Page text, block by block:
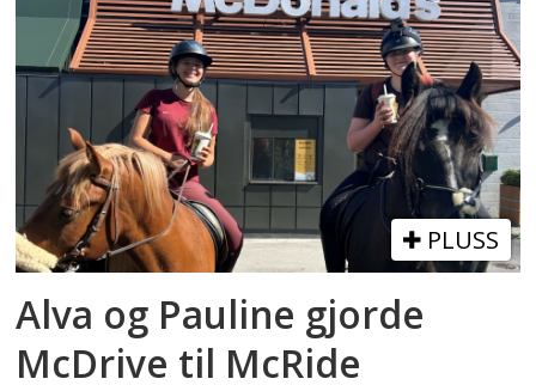
PLUSS
Alva og Pauline gjorde
McDrive til McRide